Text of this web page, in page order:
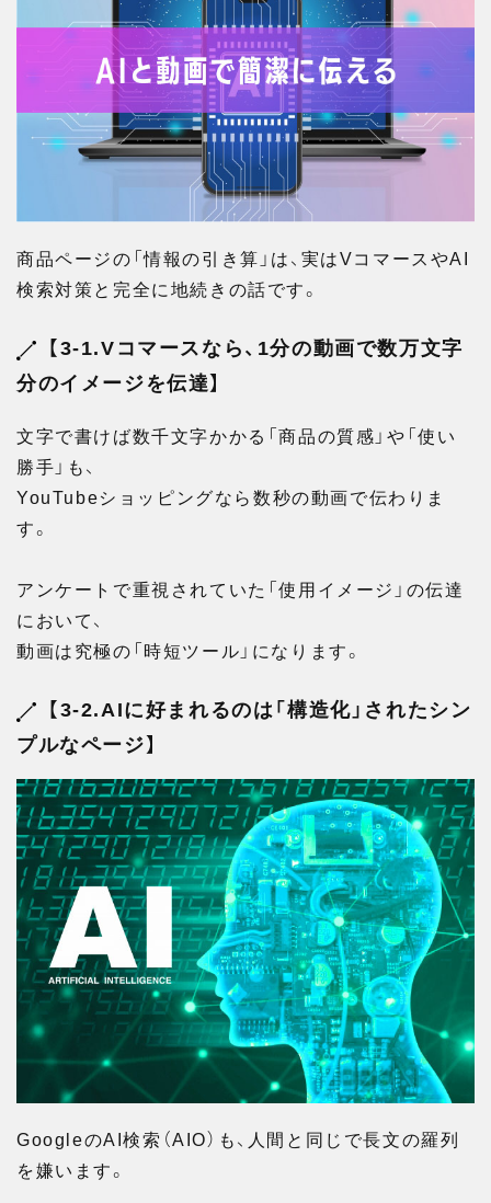
商品ページの「情報の引き算」は、実はVコマースやAI
検索対策と完全に地続きの話です。
【3-1.Vコマースなら、1分の動画で数万文字
分のイメージを伝達】
文字で書けば数千文字かかる「商品の質感」や「使い
勝手」も、
YouTubeショッピングなら数秒の動画で伝わりま
す。
アンケートで重視されていた「使用イメージ」の伝達
において、
動画は究極の「時短ツール」になります。
【3-2.AIに好まれるのは「構造化」されたシン
プルなページ】
GoogleのAI検索（AIO）も、人間と同じで長文の羅列
を嫌います。